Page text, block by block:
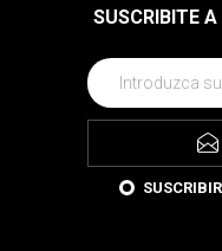
SUSCRIBITE